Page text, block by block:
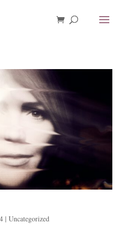
| Uncategorized